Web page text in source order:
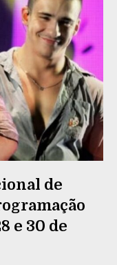
de
e 30 de